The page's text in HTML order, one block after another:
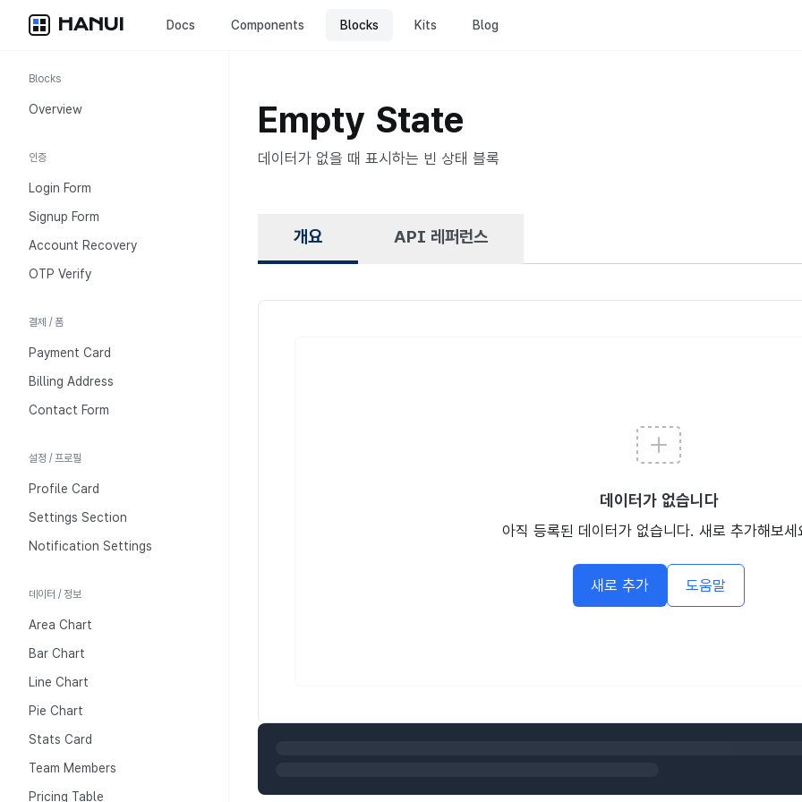
HANUI Docs Components Blocks Kits Blog
Blocks
Overview
인증
Login Form
Signup Form
Account Recovery
OTP Verify
결제 / 폼
Payment Card
Billing Address
Contact Form
설정 / 프로필
Profile Card
Settings Section
Notification Settings
데이터 / 정보
Area Chart
Bar Chart
Line Chart
Pie Chart
Stats Card
Team Members
Pricing Table
Empty State
데이터가 없을 때 표시하는 빈 상태 블록
개요 API 레퍼런스
데이터가 없습니다
아직 등록된 데이터가 없습니다. 새로 추가해보세
새로 추가 도움말